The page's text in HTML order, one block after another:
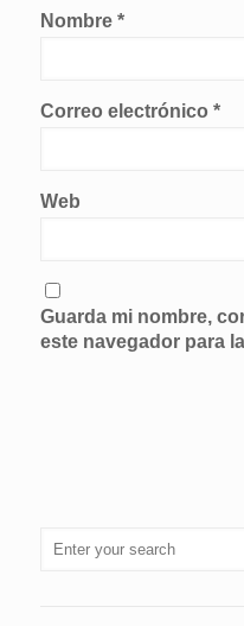
Nombre *
Correo electrónico *
Web
Guarda mi nombre,
este navegador para